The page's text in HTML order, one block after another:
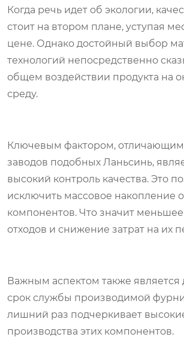
Когда речь идет об экологии,
стоит на втором плане, уступая
цене. Однако достойный выбор
технологий непосредственно
общем воздействии продукта на
среду.
Ключевым фактором,
заводов подобных Ланьсинь,
высокий контроль качества. Это
исключить массовое накопление
компонентов. Что значит
отходов и снижение затрат на их
Важным аспектом также является
срок службы производимой
лишний раз подчеркивает
производства этих компонентов.